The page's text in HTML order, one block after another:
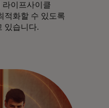
라이프사이클
적화할 수 있도록
있습니다.